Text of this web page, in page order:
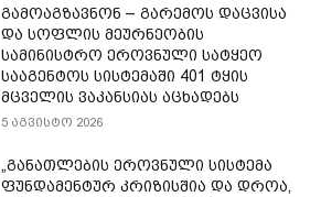
გამოაგზავნონ – გარემოს დაცვისა
და სოფლის მეურნეობის
სამინისტრო ეროვნული სატყეო
სააგენტოს სისტემაში 401 ტყის
მცველის ვაკანსიას აცხადებს
5 აგვისტო 2026
„განათლების ეროვნული სისტემა
ფუნდამენტურ კრიზისშია და დროა,